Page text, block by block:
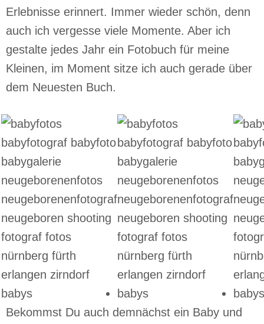
Erlebnisse erinnert. Immer wieder schön, denn
auch ich vergesse viele Momente. Aber ich
gestalte jedes Jahr ein Fotobuch für meine
Kleinen, im Moment sitze ich auch gerade über
dem Neuesten Buch.
Bekommst Du auch demnächst ein Baby und